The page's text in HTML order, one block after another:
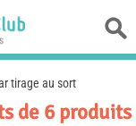
tirage au sort
de 6 produits